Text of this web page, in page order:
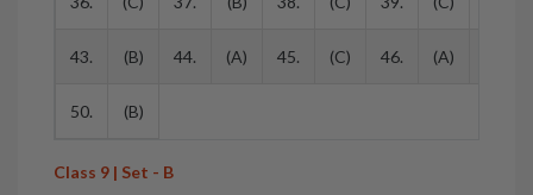
43. (B) 44. (A) 45. (C) 46. (A)
50. (B)
Class 9 | Set - B